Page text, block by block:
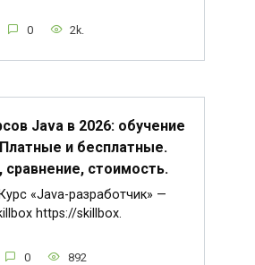
0 2k.
Java в 2026: обучение
и бесплатные.
сравнение, стоимость.
«Java-разработчик» —
https://skillbox.
0 892